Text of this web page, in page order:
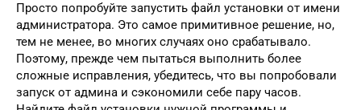
Просто попробуйте запустить файл установки от имени
администратора. Это самое примитивное решение, но,
тем не менее, во многих случаях оно срабатывало.
Поэтому, прежде чем пытаться выполнить более
сложные исправления, убедитесь, что вы попробовали
запуск от админа и сэкономили себе пару часов.